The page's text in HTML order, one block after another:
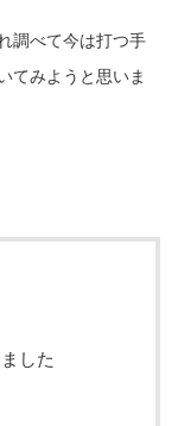
LUMIX S9
Nikon
3 PS5
調べて今は打つ手
てみようと思いま
した